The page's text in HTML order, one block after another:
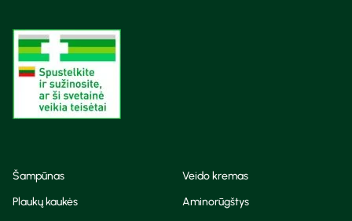
Šampūnas
Veido kremas
Plaukų kaukės
Aminorūgštys